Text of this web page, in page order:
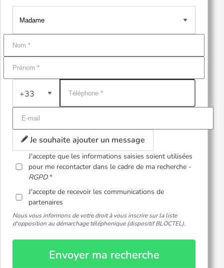
+33
Je souhaite ajouter un message
J'accepte que les informations saisies soient utilisées
pour me recontacter dans le cadre de ma recherche -
RGPD
J'accepte de recevoir les communications de
partenaires
Nous vous informons de votre droit à vous inscrire sur la liste
d'opposition au démarchage téléphonique (dispositif BLOCTEL).
Envoyer ma recherche